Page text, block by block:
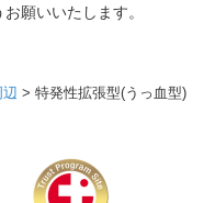
願いいたします。
> 特発性拡張型(うっ血型)